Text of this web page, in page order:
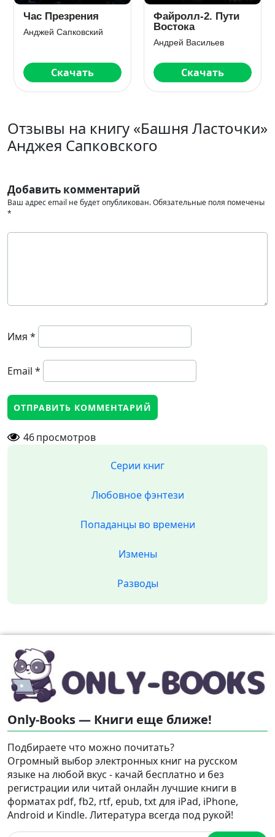
Час Презрения
Анджей Сапковский
Скачать
Файролл-2. Пути
Востока
Андрей Васильев
Скачать
Отзывы на книгу «Башня Ласточки»
Анджея Сапковского
Добавить комментарий
Ваш адрес email не будет опубликован.Обязательные поля помечены
*
Имя *
Email *
46просмотров
Серии книг
Любовное фэнтези
Попаданцы во времени
Измены
Разводы
Only-Books — Книги еще ближе!
Подбираете что можно почитать?
Огромный выбор электронных книг на русском
языке на любой вкус - качай бесплатно и без
регистрации или читай онлайн лучшие книги в
форматах pdf, fb2, rtf, epub, txt для iPad, iPhone,
Android и Kindle. Литература всегда под рукой!